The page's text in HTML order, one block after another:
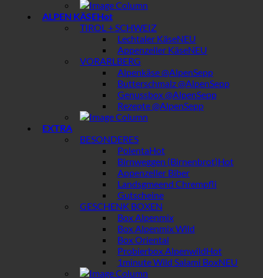
ALPEN KÄSE
TIROL + SCHWEIZ
Lechtaler Käse
Appenzeller Käse
VORARLBERG
Alpenkäse @AlpenSepp
Butterschmalz @AlpenSepp
Genussbox @AlpenSepp
Rezepte @AlpenSepp
EXTRA
BESONDERES
Polenta
Birnweggen (Birnenbrot)
Appenzeller Biber
Landsgmeend Chrempfli
Gutscheine
GESCHENK BOXEN
Box Alpenmix
Box Alpenmix Wild
Box Oriental
Probierbox Alpenwild
1minute Wild Salami Box